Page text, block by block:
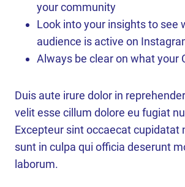
your community
Look into your insights to see
audience is active on
Always be clear on what your
Duis aute irure dolor in
velit esse cillum dolore eu fugiat
Excepteur sint occaecat cupidatat
sunt in culpa qui officia deserunt
laborum.